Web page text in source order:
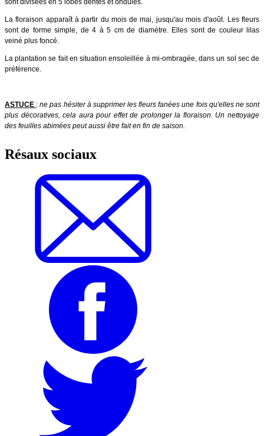
sont divisées en 5 lobes dentés et ondulés.
La floraison apparaît à partir du mois de mai, jusqu'au mois d'août. Les fleurs
sont de forme simple, de 4 à 5 cm de diamètre. Elles sont de couleur lilas
veiné plus foncé.
La plantation se fait en situation ensoleillée à mi-ombragée, dans un sol sec de
préférence.
ASTUCE : ne pas hésiter à supprimer les fleurs fanées une fois qu'elles ne sont
plus décoratives, cela aura pour effet de prolonger la floraison. Un nettoyage
des feuilles abimées peut aussi être fait en fin de saison.
Résaux sociaux